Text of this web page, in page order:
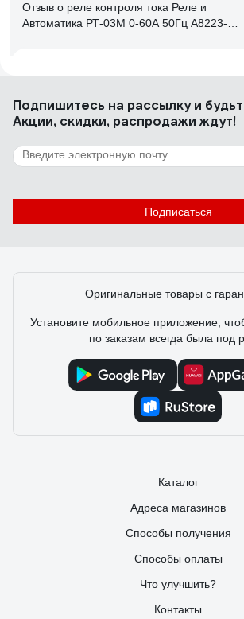
Отзыв о реле контроля тока Реле и
Автоматика РТ-03М 0-60А 50Гц A8223-
1 отзыв
Отзыв о реле контроля тока Реле и
Алексей
Подпишитесь на рассылкуи
Акции, скидки, распродажи ждут!
Подписаться
Оригинальные товары с
Установите мобильное приложение,
по заказам всегда была под
Каталог
Адреса магазинов
Способы получения
Способы оплаты
Что улучшить?
Контакты